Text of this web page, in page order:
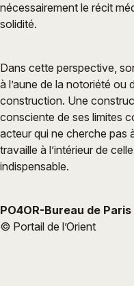
nécessairement le récit
solidité.
Dans cette perspective,
à l’aune de la notoriété ou
construction. Une
consciente de ses limites
acteur qui ne cherche pas
travaille à l’intérieur de
indispensable.
PO4OR-Bureau de Paris
© Portail de l’Orient